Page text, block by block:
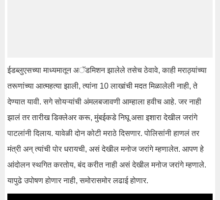
ईडब्लुएसच्या माध्यमातून अॅडमिशन झालेले तसेच ठेवावे, काही मराठ्यांच्या
तरूणांच्या आत्महत्या झाली, त्यांना 10 लाखांची मदत मिळालेली नाही, ते
देण्यात यावी. सगे सोयऱ्यांची अंमलबजावणी आम्हाला हवीच आहे. जर नाही
झालं तर तारीख डिक्लेअर करू, मुंबईकडे निघू असा इशारा देखील जरांगे
पाटलांनी दिलाय. यावेळी दोन कोटी मराठे दिसणार. पोलिसांनी हाणलं तर
मंत्री अन् त्यांची पोर धरायची, असं देखील मनोज जरांगे म्हणालेत. आपण हे
आंदोलन स्थगित करतोय, बंद करीत नाही असं देखील मनोज जरांगे म्हणाले.
यापुढे उपोषण होणार नाही, समोरासमोर लढाई होणार.